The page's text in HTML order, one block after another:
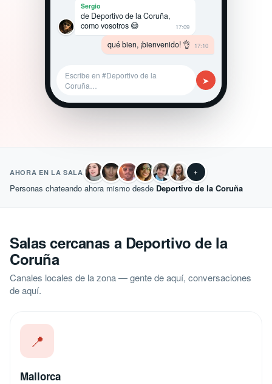
Sergio
de Deportivo de la Coruña,
como vosotros 😄
17:09
qué bien, ¡bienvenido! 👌 17:10
Escribe en #Deportivo de la
Coruña…
➤
AHORA EN LA SALA +
Personas chateando ahora mismo desde Deportivo de la Coruña
Salas cercanas a Deportivo de la
Coruña
Canales locales de la zona — gente de aquí, conversaciones
de aquí.
📍
Mallorca